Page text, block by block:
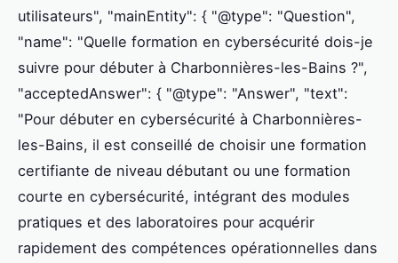
utilisateurs", "mainEntity": { "@type": "Question",
"name": "Quelle formation en cybersécurité dois-je
suivre pour débuter à Charbonnières-les-Bains ?",
"acceptedAnswer": { "@type": "Answer", "text":
"Pour débuter en cybersécurité à Charbonnières-
les-Bains, il est conseillé de choisir une formation
certifiante de niveau débutant ou une formation
courte en cybersécurité, intégrant des modules
pratiques et des laboratoires pour acquérir
rapidement des compétences opérationnelles dans